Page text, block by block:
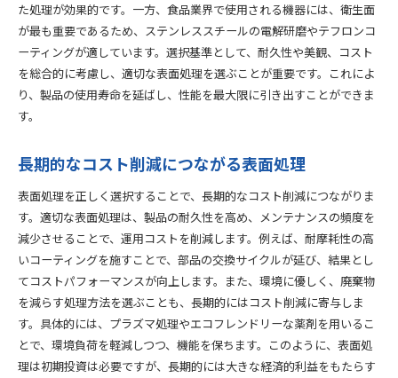
た処理が効果的です。一方、食品業界で使用される機器には、衛生面
が最も重要であるため、ステンレススチールの電解研磨やテフロンコ
ーティングが適しています。選択基準として、耐久性や美観、コスト
を総合的に考慮し、適切な表面処理を選ぶことが重要です。これによ
り、製品の使用寿命を延ばし、性能を最大限に引き出すことができま
す。
長期的なコスト削減につながる表面処理
表面処理を正しく選択することで、長期的なコスト削減につながりま
す。適切な表面処理は、製品の耐久性を高め、メンテナンスの頻度を
減少させることで、運用コストを削減します。例えば、耐摩耗性の高
いコーティングを施すことで、部品の交換サイクルが延び、結果とし
てコストパフォーマンスが向上します。また、環境に優しく、廃棄物
を減らす処理方法を選ぶことも、長期的にはコスト削減に寄与しま
す。具体的には、プラズマ処理やエコフレンドリーな薬剤を用いるこ
とで、環境負荷を軽減しつつ、機能を保ちます。このように、表面処
理は初期投資は必要ですが、長期的には大きな経済的利益をもたらす